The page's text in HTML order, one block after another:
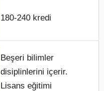
180-240 kredi
Beşeri bilimler
disiplinlerini içerir.
Lisans eğitimi